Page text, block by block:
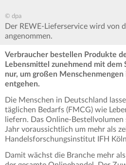
© dpa
Der REWE-Lieferservice wird von
angenommen.
Verbraucher bestellen Produkte
Lebensmittel zunehmend mit
nur, um großen Menschenmengen
entgehen.
Die Menschen in Deutschland
täglichen Bedarfs (FMCG) wie
liefern. Das Online-Bestellvolumen
Jahr voraussichtlich um mehr als
Handelsforschungsinstitut IFH
Damit wächst die Branche mehr